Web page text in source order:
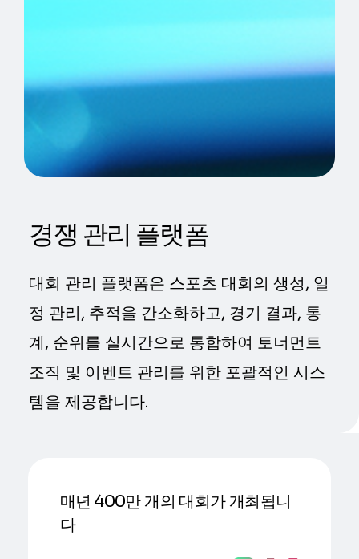
경쟁 관리 플랫폼
대회 관리 플랫폼은 스포츠 대회의 생성, 일
정 관리, 추적을 간소화하고, 경기 결과, 통
계, 순위를 실시간으로 통합하여 토너먼트
조직 및 이벤트 관리를 위한 포괄적인 시스
템을 제공합니다.
매년 400만 개의 대회가 개최됩니
다